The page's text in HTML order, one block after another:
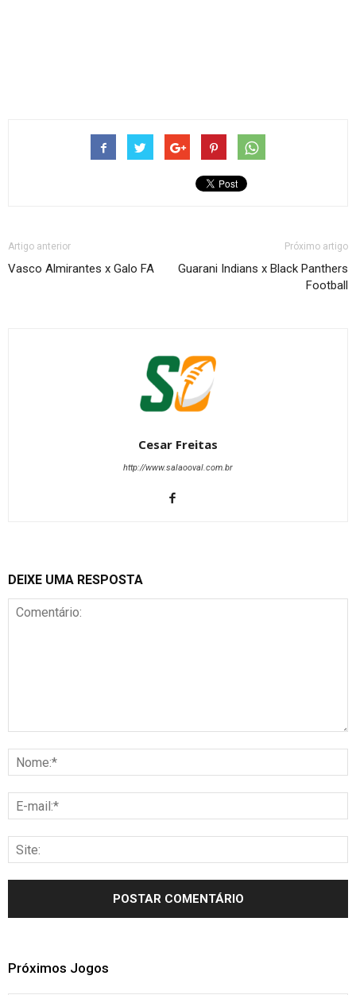
Artigo anterior
Vasco Almirantes x Galo FA
Próximo artigo
Guarani Indians x Black Panthers
Football
Cesar Freitas
http://www.salaooval.com.br
DEIXE UMA RESPOSTA
Próximos Jogos